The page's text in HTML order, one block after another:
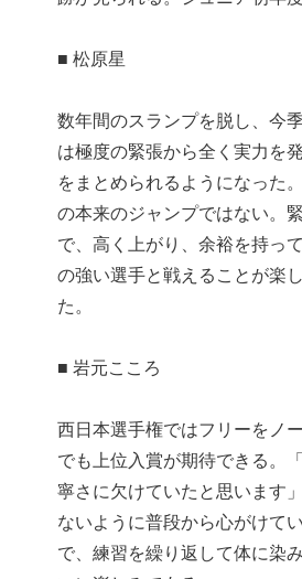
■ 松原星
数年間のスランプを脱し、今
は極度の緊張から全く実力を
をまとめられるようになった
の本来のジャンプではない。
で、高く上がり、余裕を持っ
の強い選手と戦えることが楽
た。
■ 岩元こころ
西日本選手権ではフリーをノ
でも上位入賞が期待できる。
寧さに欠けていたと思います
ないように普段から心がけて
で、練習を繰り返して体に染